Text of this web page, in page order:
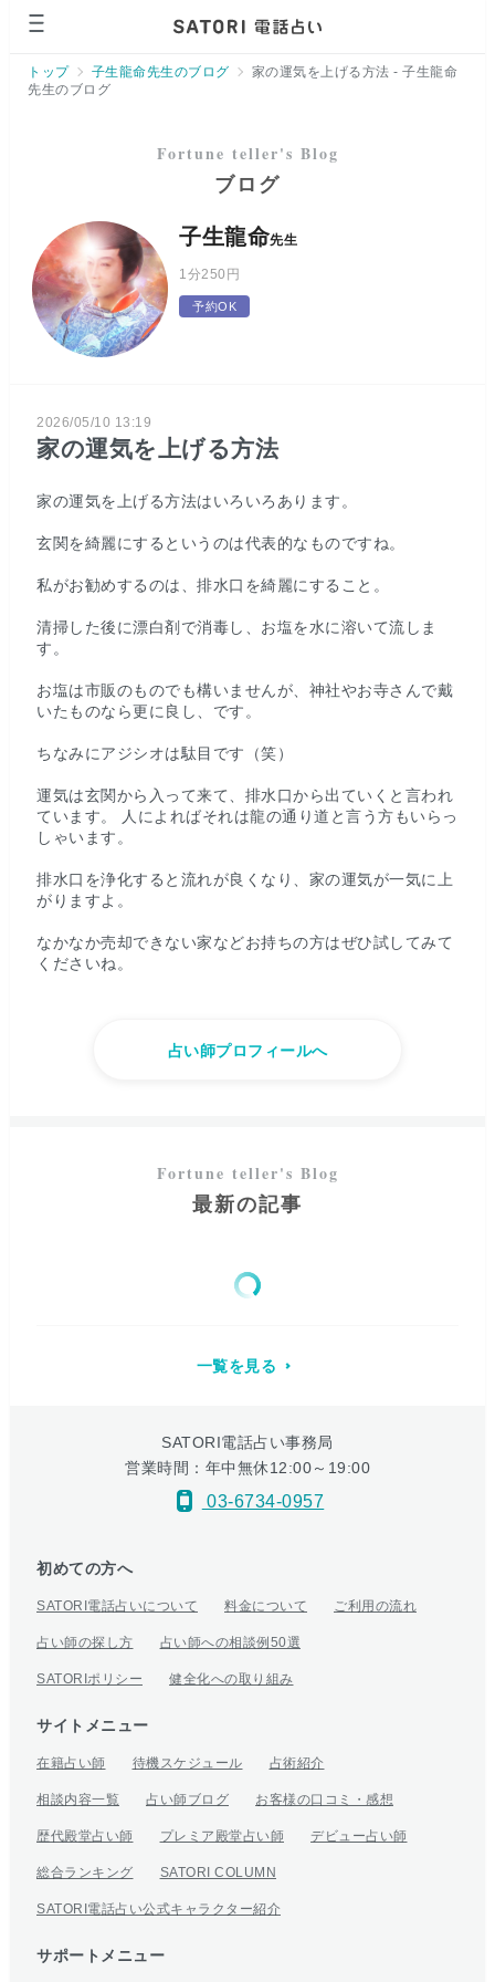
トップ 子生龍命先生のブログ
家の運気を上げる方法 - 子生龍命
先生のブログ
ブログ
子生龍命先生
1分250円
予約OK
2026/05/10 13:19
家の運気を上げる方法
家の運気を上げる方法はいろいろあります。
玄関を綺麗にするというのは代表的なものですね。
私がお勧めするのは、排水口を綺麗にすること。
清掃した後に漂白剤で消毒し、お塩を水に溶いて流しま
す。
お塩は市販のものでも構いませんが、神社やお寺さんで戴
いたものなら更に良し、です。
ちなみにアジシオは駄目です（笑）
運気は玄関から入って来て、排水口から出ていくと言われ
ています。 人によればそれは龍の通り道と言う方もいらっ
しゃいます。
排水口を浄化すると流れが良くなり、家の運気が一気に上
がりますよ。
なかなか売却できない家などお持ちの方はぜひ試してみて
くださいね。
占い師プロフィールへ
最新の記事
一覧を見る
SATORI電話占い事務局
営業時間：年中無休12:00～19:00
03-6734-0957
初めての方へ
SATORI電話占いについて 料金について ご利用の流れ
占い師の探し方 占い師への相談例50選
SATORIポリシー 健全化への取り組み
サイトメニュー
在籍占い師 待機スケジュール 占術紹介
相談内容一覧 占い師ブログ お客様の口コミ・感想
歴代殿堂占い師 プレミア殿堂占い師 デビュー占い師
総合ランキング SATORI COLUMN
SATORI電話占い公式キャラクター紹介
サポートメニュー